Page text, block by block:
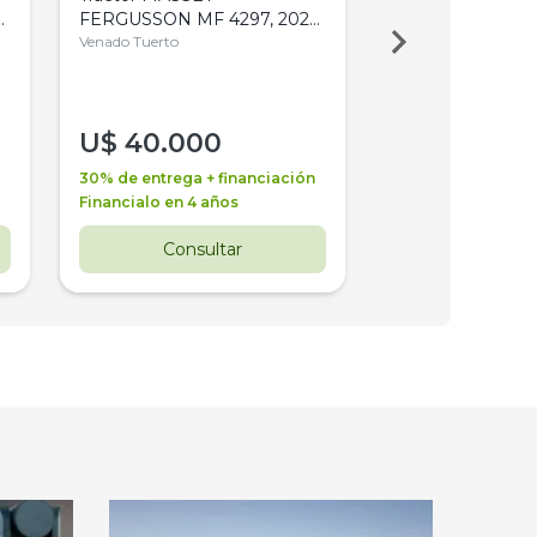
FERGUSSON MF 4297, 2020,
4WD, PATON
Venado Tuerto
U$ 40.000
30% de entrega + financiación
Financialo en 4 años
Consultar
Venado Tuerto